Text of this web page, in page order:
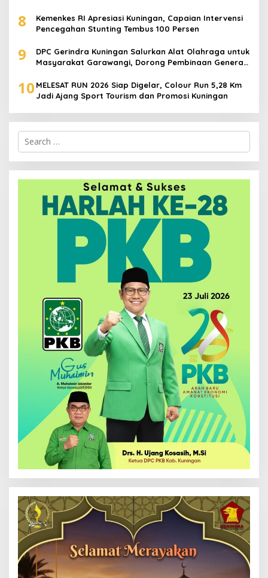
8
Kemenkes RI Apresiasi Kuningan, Capaian Intervensi
Pencegahan Stunting Tembus 100 Persen
9
DPC Gerindra Kuningan Salurkan Alat Olahraga untuk
Masyarakat Garawangi, Dorong Pembinaan Generasi
10 MELESAT RUN 2026 Siap Digelar, Colour Run 5,28 Km
Jadi Ajang Sport Tourism dan Promosi Kuningan
Search
for: